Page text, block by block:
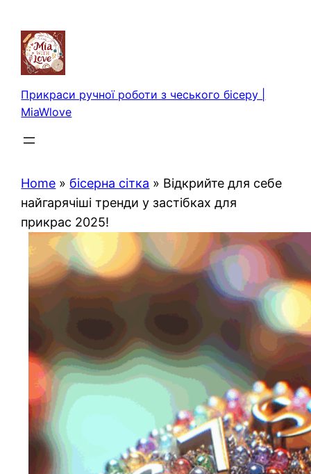
вмісту
Прикраси ручної роботи з чеського бісеру |
MiaWlove
Home » бісерна сітка » Відкрийте для себе
найгарячіші тренди у застібках для
прикрас 2025!